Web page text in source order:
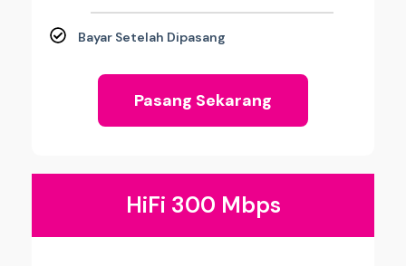
Bayar Setelah Dipasang
Pasang Sekarang
HiFi 300 Mbps